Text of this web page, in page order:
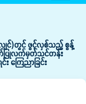
ျင်)တွင် ဖွင့်လှစ်သည့် စွန့်
တ်ပြုလက်မှတ်သင်တန်း
ကြေညာခြင်း